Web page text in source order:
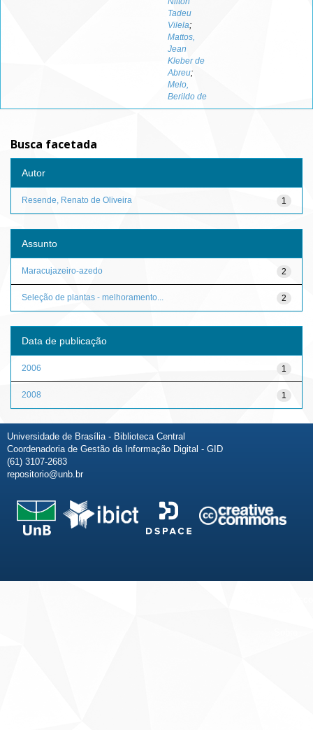
Tadeu
Vilela;
Mattos,
Jean
Kleber de
Abreu;
Melo,
Berildo de
Busca facetada
Autor
1
Resende, Renato de Oliveira
Assunto
2
Maracujazeiro-azedo
2
Seleção de plantas - melhoramento...
Data de publicação
1
2006
1
2008
Universidade de Brasília - Biblioteca Central
Coordenadoria de Gestão da Informação Digital - GID
(61) 3107-2683
repositorio@unb.br